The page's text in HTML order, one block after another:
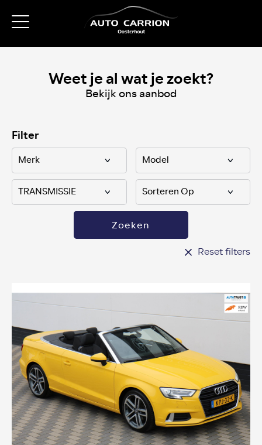
Weet je al wat je zoekt?
Bekijk ons aanbod
Filter
Zoeken
Reset filters